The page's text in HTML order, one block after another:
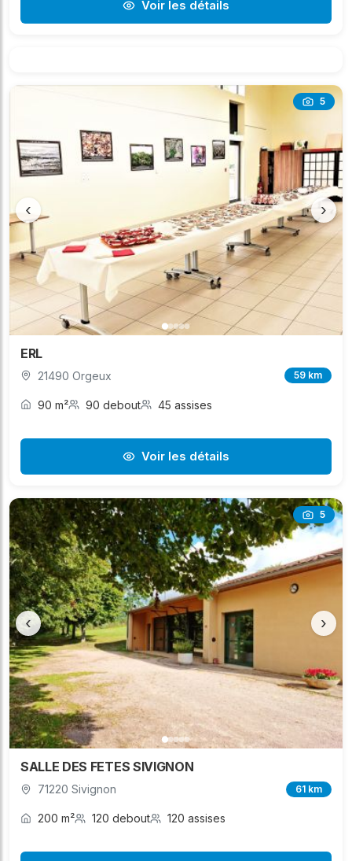
Voir les détails
5
‹ ›
ERL
21490 Orgeux 59 km
90 m² 90 debout 45 assises
Voir les détails
5
‹ ›
SALLE DES FETES SIVIGNON
71220 Sivignon 61 km
200 m² 120 debout 120 assises